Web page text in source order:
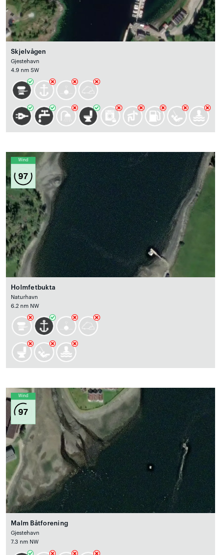
Skjelvågen
Gjestehavn
4.9 nm SW
Wind
97
Holmfetbukta
Naturhavn
6.2 nm NW
Wind
97
Malm Båtforening
Gjestehavn
7.3 nm NW